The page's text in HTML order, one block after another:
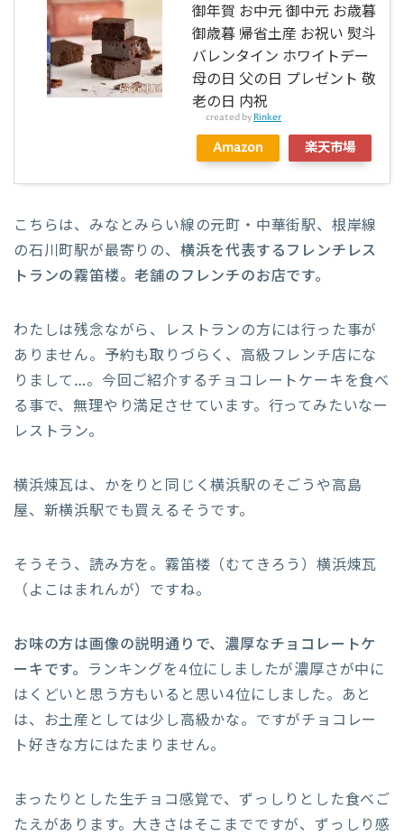
御年賀 お中元 御中元 お歳暮
御歳暮 帰省土産 お祝い 熨斗
バレンタイン ホワイトデー
母の日 父の日 プレゼント 敬
老の日 内祝
created by Rinker
Amazon 楽天市場
こちらは、みなとみらい線の元町・中華街駅、根岸線
の石川町駅が最寄りの、 横浜を代表するフレンチレス
トランの霧笛楼。老舗のフレンチのお店です。
わたしは残念ながら、レストランの方には行った事が
ありません。予約も取りづらく、高級フレンチ店にな
りまして…。今回ご紹介するチョコレートケーキを食べ
る事で、無理やり満足させています。行ってみたいなー
レストラン。
横浜煉瓦は、かをりと同じく横浜駅のそごうや高島
屋、新横浜駅でも買えるそうです。
そうそう、読み方を。霧笛楼（むてきろう）横浜煉瓦
（よこはまれんが）ですね。
お味の方は画像の説明通りで、濃厚なチョコレートケ
ーキです。 ランキングを4位にしましたが濃厚さが中に
はくどいと思う方もいると思い4位にしました。あと
は、お土産としては少し高級かな。ですがチョコレー
ト好きな方にはたまりません。
まったりとした生チョコ感覚で、ずっしりとした食べご
たえがあります。大きさはそこまでですが、ずっしり感